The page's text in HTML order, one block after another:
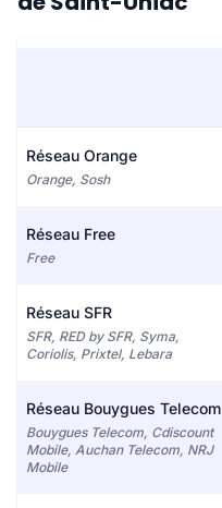
Réseau Orange
Orange, Sosh
Réseau Free
Free
Réseau SFR
SFR, RED by SFR, Syma,
Coriolis, Prixtel, Lebara
Réseau Bouygues Telecom
Bouygues Telecom, Cdiscount
Mobile, Auchan Telecom, NRJ
Mobile